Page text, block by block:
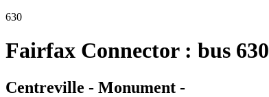
630
Fairfax Connector : bus 630
Centreville - Monument -